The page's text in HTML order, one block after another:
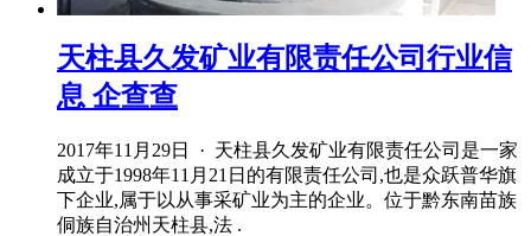
天柱县久发矿业有限责任公司行业信
息 企查查
2017年11月29日 · 天柱县久发矿业有限责任公司是⼀家
成⽴于1998年11月21日的有限责任公司,也是众跃普华旗
下企业,属于以从事采矿业为主的企业。位于黔东南苗族
侗族自治州天柱县,法 .